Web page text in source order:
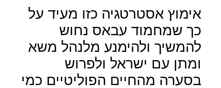
אימוץ אסטרטגיה כזו מעיד על
כך שמחמוד עבאס נחוש
להמשיך ולהימנע מלנהל משא
ומתן עם ישראל ולפרוש
בסערה מהחיים הפוליטיים כמי